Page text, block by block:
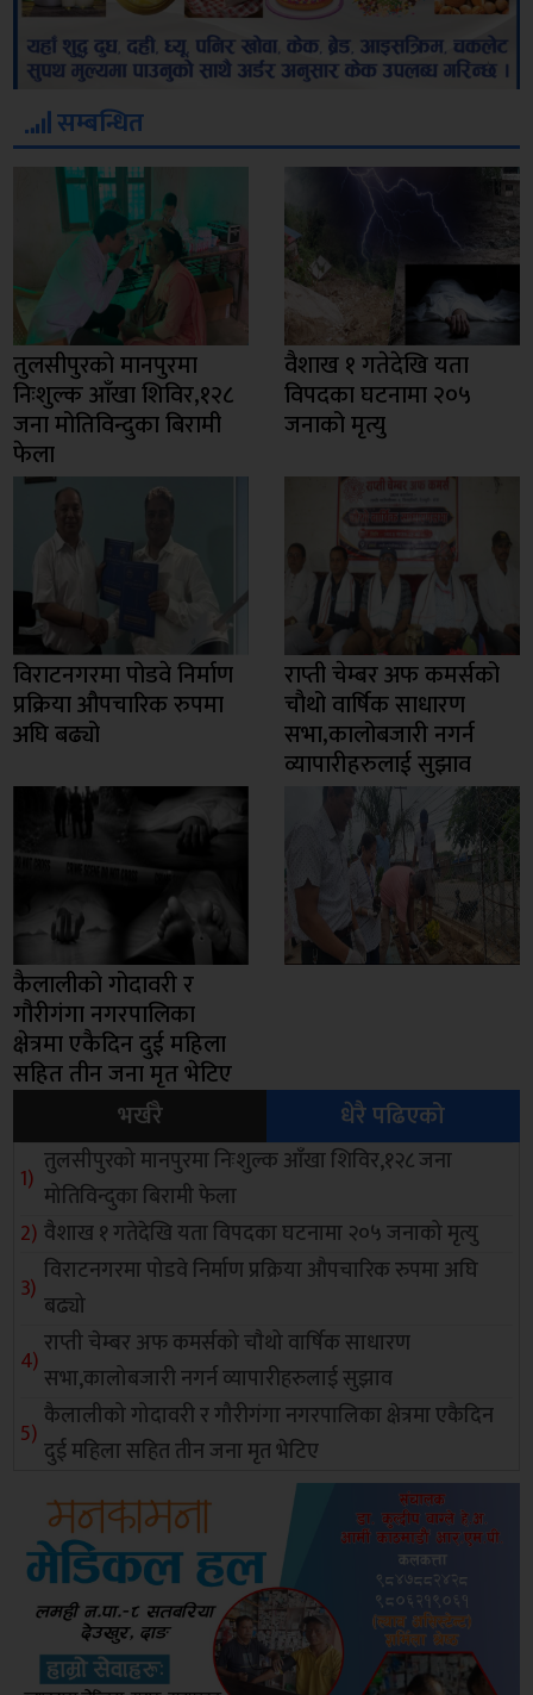
सम्बन्धित
तुलसीपुरको मानपुरमा
निःशुल्क आँखा शिविर,१२८
जना मोतिविन्दुका बिरामी
फेला
वैशाख १ गतेदेखि यता
विपदका घटनामा २०५
जनाको मृत्यु
विराटनगरमा पोडवे निर्माण
प्रक्रिया औपचारिक रुपमा
अघि बढ्यो
राप्ती चेम्बर अफ कमर्सको
चाैथो वार्षिक साधारण
सभा,कालोबजारी नगर्न
व्यापारीहरुलाई सुझाव
कैलालीको गोदावरी र
गौरीगंगा नगरपालिका
क्षेत्रमा एकैदिन दुई महिला
सहित तीन जना मृत भेटिए
भर्खरै
धेरै पढिएको
तुलसीपुरको मानपुरमा निःशुल्क आँखा शिविर,१२८ जना
मोतिविन्दुका बिरामी फेला
वैशाख १ गतेदेखि यता विपदका घटनामा २०५ जनाको मृत्यु
विराटनगरमा पोडवे निर्माण प्रक्रिया औपचारिक रुपमा अघि
बढ्यो
राप्ती चेम्बर अफ कमर्सको चाैथो वार्षिक साधारण
सभा,कालोबजारी नगर्न व्यापारीहरुलाई सुझाव
कैलालीको गोदावरी र गौरीगंगा नगरपालिका क्षेत्रमा एकैदिन
दुई महिला सहित तीन जना मृत भेटिए